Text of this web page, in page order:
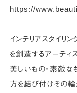
https://
インテリアスタイリ
を創造するアーティ
美しいもの・素敵
方を結び付けその輪